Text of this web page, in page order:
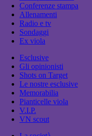
Conferenze stampa
Allenamenti
Radio e tv
Sondaggi
Ex viola
Esclusive
Gli opinionisti
Shots on Target
Le nostre esclusive
Memorabilia
Pianticelle viola
V.I.P.
VN scout